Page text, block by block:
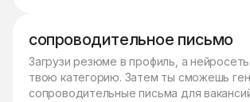
сопроводительное письмо
Загрузи резюме в профиль, а
твою категорию. Затем ты сможешь
сопроводительные письма для